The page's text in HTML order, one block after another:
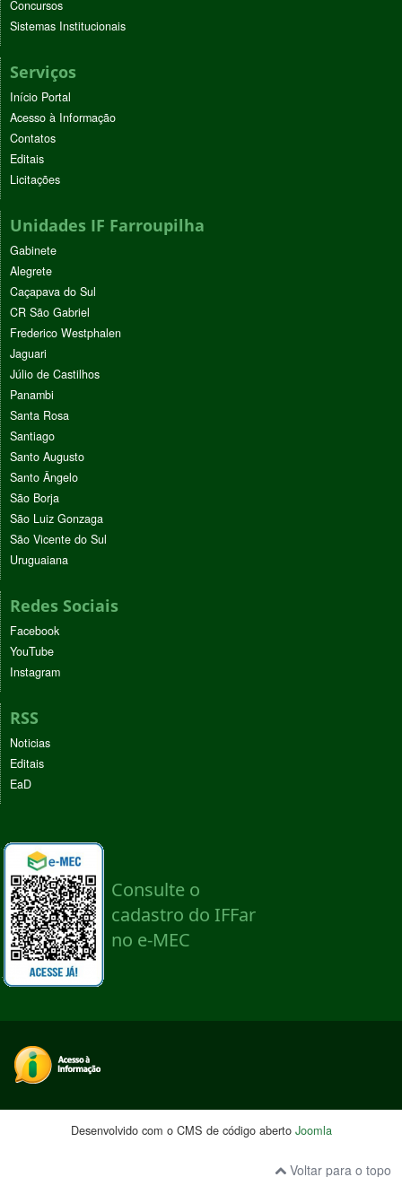
Concursos
Sistemas Institucionais
Serviços
Início Portal
Acesso à Informação
Contatos
Editais
Licitações
Unidades IF Farroupilha
Gabinete
Alegrete
Caçapava do Sul
CR São Gabriel
Frederico Westphalen
Jaguari
Júlio de Castilhos
Panambi
Santa Rosa
Santiago
Santo Augusto
Santo Ângelo
São Borja
São Luiz Gonzaga
São Vicente do Sul
Uruguaiana
Redes Sociais
Facebook
YouTube
Instagram
RSS
Noticias
Editais
EaD
Desenvolvido com o CMS de código aberto Joomla
Voltar para o topo